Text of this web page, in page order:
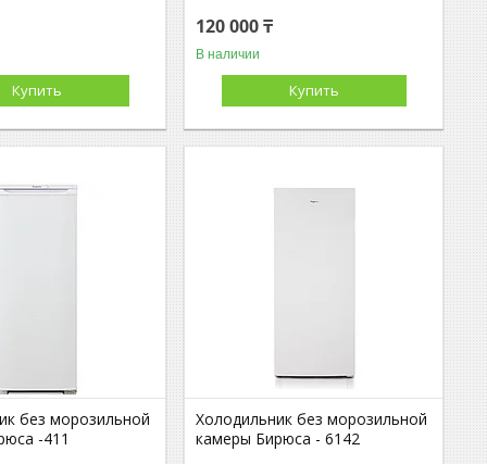
Купить
120 000 ₸
В наличии
Купить
без морозильной
-411
Холодильник без морозильной
камеры Бирюса - 6142